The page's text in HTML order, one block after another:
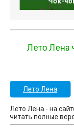
Лето Лена
Лето Лена
Лето Лена - на
читать полные